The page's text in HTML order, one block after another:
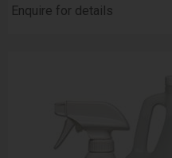
Enquire for details